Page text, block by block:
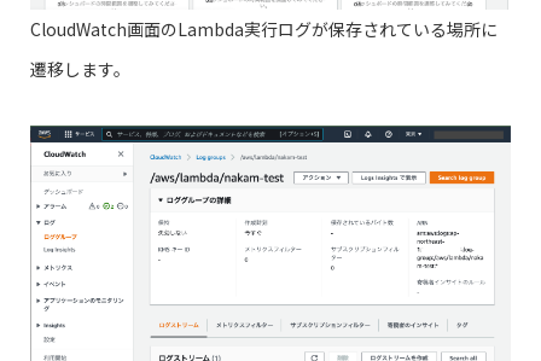
CloudWatch画面のLambda実行ログが保存されている場所に
遷移します。